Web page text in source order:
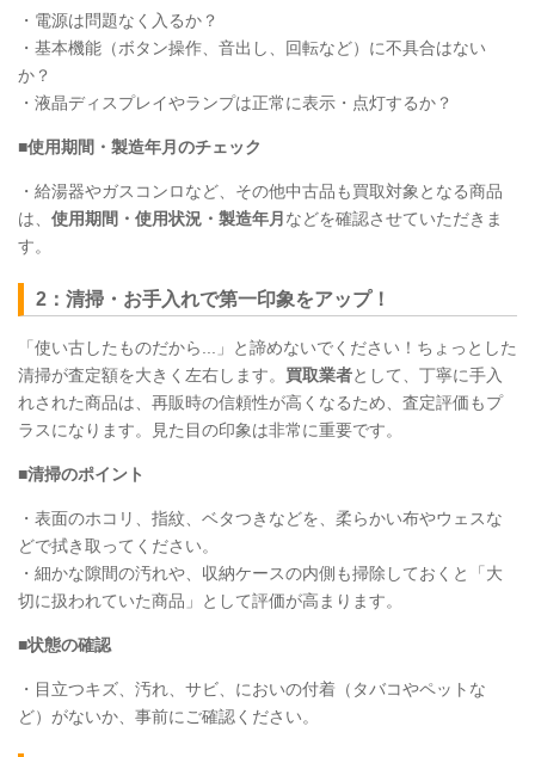
・電源は問題なく入るか？
・基本機能（ボタン操作、音出し、回転など）に不具合はない
か？
・液晶ディスプレイやランプは正常に表示・点灯するか？
■使用期間・製造年月のチェック
・給湯器やガスコンロなど、その他中古品も買取対象となる商品
は、 使用期間・使用状況・製造年月 などを確認させていただきま
す。
2：清掃・お手入れで第一印象をアップ！
「使い古したものだから...」と諦めないでください！ちょっとした
清掃が査定額を大きく左右します。 買取業者として、丁寧に手入
れされた商品は、再販時の信頼性が高くなるため、査定評価もプ
ラスになります。見た目の印象は非常に重要です。
■清掃のポイント
・表面のホコリ、指紋、ベタつきなどを、柔らかい布やウェスな
どで拭き取ってください。
・細かな隙間の汚れや、収納ケースの内側も掃除しておくと「大
切に扱われていた商品」として評価が高まります。
■状態の確認
・目立つキズ、汚れ、サビ、においの付着（タバコやペットな
ど）がないか、事前にご確認ください。